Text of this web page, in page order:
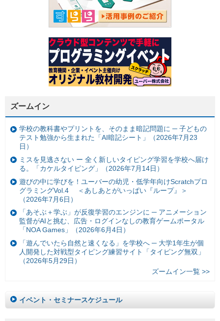
ズームイン
学校の教科書やプリントを、そのまま暗記問題に ─ 子どもの
テスト勉強から生まれた「AI暗記シート」（2026年7月23
日）
ミスを見逃さない ー 全く新しいタイピング学習を学校へ届け
る。「カケルタイピング」（2026年7月14日）
遊びの中に学びを！ユーバーの幼児・低学年向けScratchプロ
グラミングVol.4 ＜あしあとがいっぱい『ループ』＞
（2026年7月6日）
「あそぶ＋学ぶ」が反復学習のエンジンに ─ アニメーション
監督がAIと挑む、広告・ログインなしの教育ゲームポータル
「NOA Games」（2026年6月4日）
「遊んでいたら自然と速くなる」を学校へ ─ 大学1年生が個
人開発した対戦型タイピング練習サイト「タイピング無双」
（2026年5月29日）
ズームイン一覧 >>
イベント・セミナースケジュール